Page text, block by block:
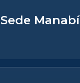
Sede Manabí